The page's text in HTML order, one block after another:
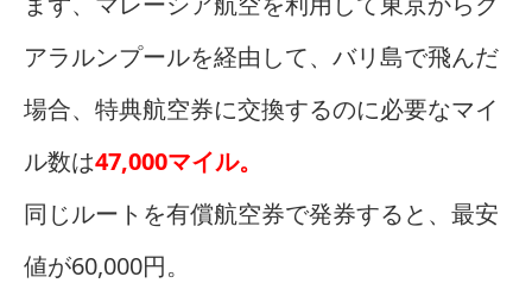
アラルンプールを経由して、バリ島で飛んだ
場合、特典航空券に交換するのに必要なマイ
ル数は47,000マイル。
同じルートを有償航空券で発券すると、最安
値が60,000円。